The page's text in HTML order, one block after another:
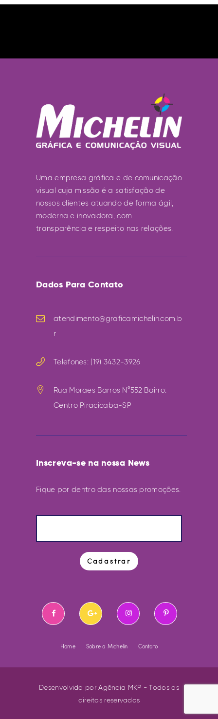
Uma empresa gráfica e de comunicação
visual cuja missão é a satisfação de
nossos clientes atuando de forma ágil,
moderna e inovadora, com
transparência e respeito nas relações.
Dados Para Contato
atendimento@graficamichelin.com.b
r
Telefones: (19) 3432-3926
Rua Moraes Barros N°552 Bairro:
Centro Piracicaba-SP
Inscreva-se na nossa News
Fique por dentro das nossas promoções.
Home Sobre a Michelin Contato
Desenvolvido porAgência MKP - Todos os
direitos reservados